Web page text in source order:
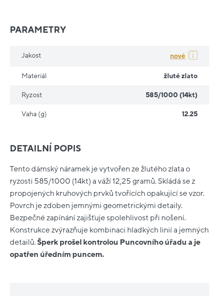
DETAILNÍ POPIS
Tento dámský náramek je vytvořen ze žlutého zlata o
ryzosti 585/1000 (14kt) a váží 12,25 gramů. Skládá se z
propojených kruhových prvků tvořících opakující se vzor.
Povrch je zdoben jemnými geometrickými detaily.
Bezpečné zapínání zajišťuje spolehlivost při nošení.
Konstrukce zvýrazňuje kombinaci hladkých linií a jemných
detailů.Šperk prošel kontrolou Puncovního úřadu a je
opatřen úředním puncem.
PARAMETRY
Jakost nové
Materiál žluté zlato
Ryzost 585/1000 (14kt)
Vaha (g) 12.25